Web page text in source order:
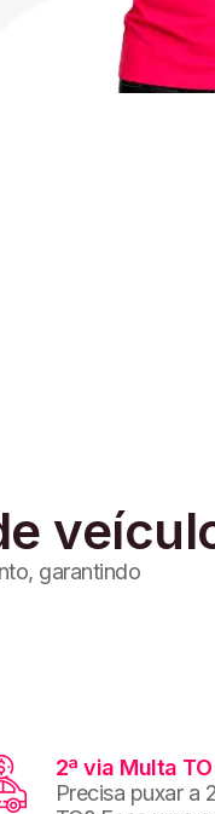
garantindo
2ª via Multa TO
Precisa puxar a